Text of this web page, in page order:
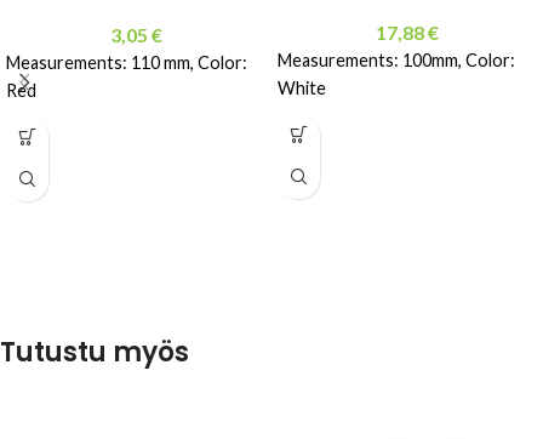
3,05 €
Measurements: 110 mm, Color:
Red
17,88€
Measurements: 100mm, Color:
White
Tutustu myös